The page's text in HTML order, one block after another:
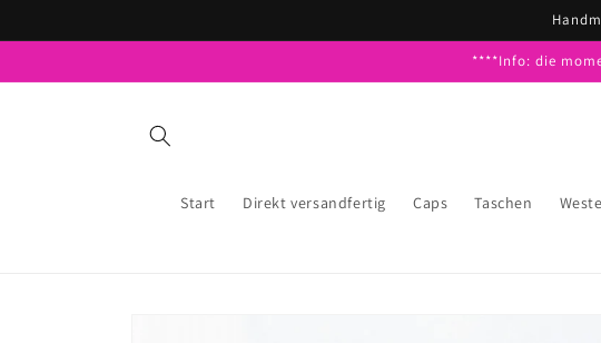
Inhalt
****Info: die
Start Direkt versandfertig Caps Taschen